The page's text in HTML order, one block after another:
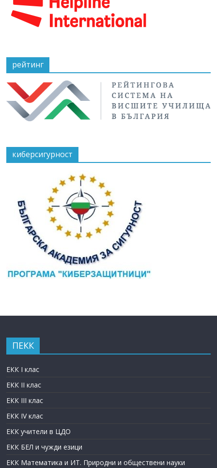
рейтинг
киберсигурност
ПЕКК
ЕКК I клас
ЕКК II клас
ЕКК III клас
ЕКК IV клас
ЕКК учители в ЦДО
ЕКК БЕЛ и чужди езици
ЕКК Математика и ИТ. Природни и обществени науки